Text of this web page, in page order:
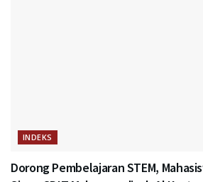
INDEKS
Dorong Pembelajaran STEM,